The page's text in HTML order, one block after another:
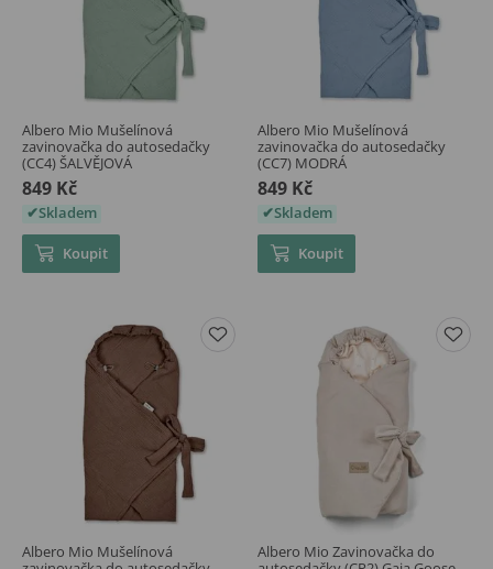
Albero Mio Mušelínová
zavinovačka do autosedačky
(CC4) ŠALVĚJOVÁ
849 Kč
Skladem
Koupit
Albero Mio Mušelínová
zavinovačka do autosedačky
(CC7) MODRÁ
849 Kč
Skladem
Koupit
Albero Mio Mušelínová
Albero Mio Zavinovačka do